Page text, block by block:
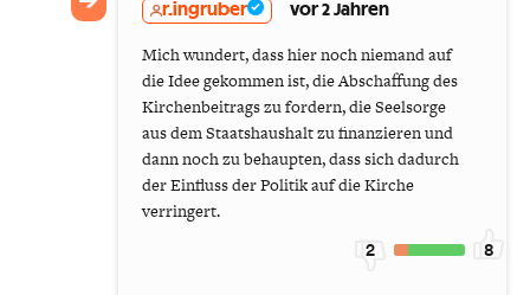
r.ingruber vor 2 Jahren
Mich wundert, dass hier noch niemand auf
die Idee gekommen ist, die Abschaffung des
Kirchenbeitrags zu fordern, die Seelsorge
aus dem Staatshaushalt zu finanzieren und
dann noch zu behaupten, dass sich dadurch
der Einfluss der Politik auf die Kirche
verringert.
2 8